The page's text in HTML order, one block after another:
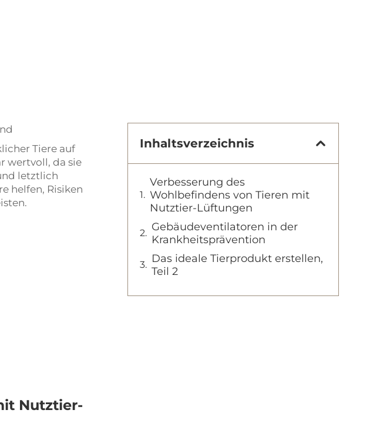
Tiere auf
wertvoll, da sie
letztlich
helfen, Risiken
Nutztier-
Inhaltsverzeichnis
Verbesserung des
Wohlbefindens von Tieren mit
Nutztier-Lüftungen
Gebäudeventilatoren in der
Krankheitsprävention
Das ideale Tierprodukt erstellen,
Teil 2